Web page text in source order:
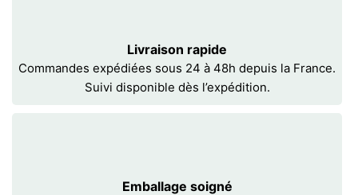
Livraison rapide
Commandes expédiées sous 24 à 48h depuis la France.
Suivi disponible dès l’expédition.
Emballage soigné